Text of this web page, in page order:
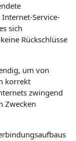
Service-
sich
Rückschlüsse
um von
korrekt
zwingend
Zwecken